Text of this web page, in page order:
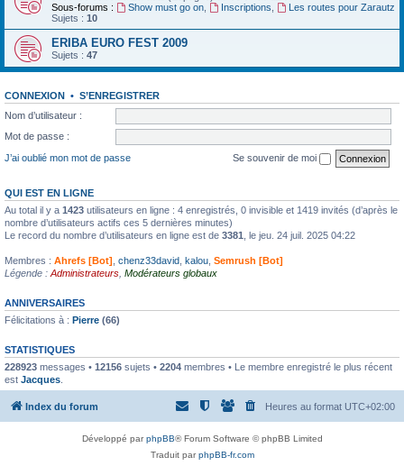
Sous-forums :
Show must go on, Inscriptions
Les routes pour Zarautz
Sujets : 10
ERIBA EURO FEST 2009
Sujets : 47
CONNEXION • S’ENREGISTRER
Nom d’utilisateur :
Mot de passe :
J’ai oublié mon mot de passe
Se souvenir de moi
QUI EST EN LIGNE
Au total il y a 1423 utilisateurs en ligne : 4 enregistrés, 0 invisible et 1419 invités (d’après le
nombre d’utilisateurs actifs ces 5 dernières minutes)
Le record du nombre d’utilisateurs en ligne est de 3381 , le jeu. 24 juil. 2025 04:22
Membres : Ahrefs [Bot] chenz33david kalou Semrush [Bot]
Légende : Administrateurs Modérateurs globaux
ANNIVERSAIRES
Félicitations à : Pierre (66)
STATISTIQUES
228923 messages • 12156 sujets • 2204 membres • Le membre enregistré le plus récent
est Jacques
Index du forum Heures au format UTC+02:00
Développé parphpBB® Forum Software © phpBB Limited
Traduit parphpBB-fr.com